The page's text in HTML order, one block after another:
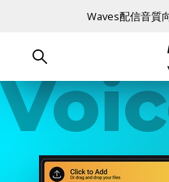
Waves配信音質